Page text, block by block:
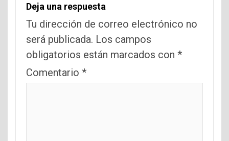
Deja una respuesta
Tu dirección de correo electrónico no
será publicada. Los campos
obligatorios están marcados con *
Comentario *